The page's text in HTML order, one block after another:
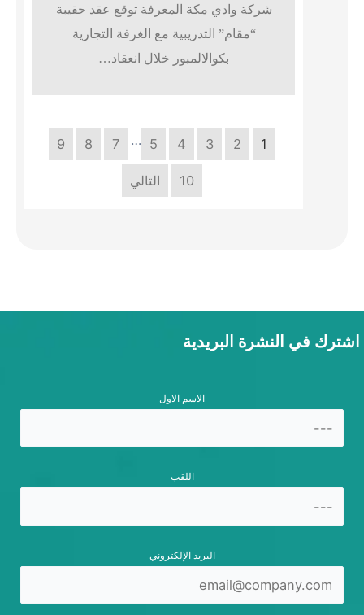
شركة وادي مكة المعرفة توقع عقد حقيبة
“مقام” التدريبية مع الغرفة التجارية
بكوالالمبور خلال انعقاد…
1
2
3
4
5
…
7
8
9
10 التالي
اشترك في النشرة البريدية
الاسم الاول
اللقب
البريد الإلكتروني